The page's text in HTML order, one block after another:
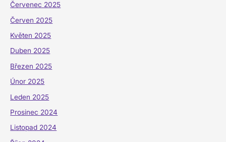
Červenec 2025
Červen 2025
Květen 2025
Duben 2025
Březen 2025
Únor 2025
Leden 2025
Prosinec 2024
Listopad 2024